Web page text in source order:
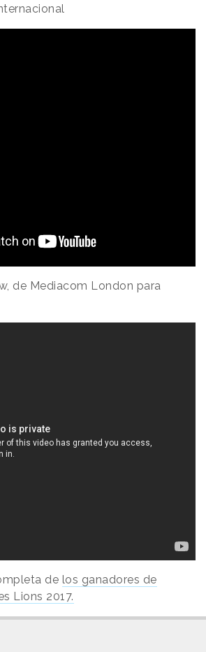
de Mediacom London para
de los ganadores de
Lions 2017.